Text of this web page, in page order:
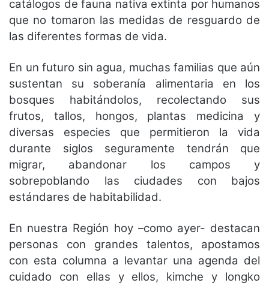
catálogos de fauna nativa extinta por humanos
que no tomaron las medidas de resguardo de
las diferentes formas de vida.
En un futuro sin agua, muchas familias que aún
sustentan su soberanía alimentaria en los
bosques habitándolos, recolectando sus
frutos, tallos, hongos, plantas medicina y
diversas especies que permitieron la vida
durante siglos seguramente tendrán que
migrar, abandonar los campos y
sobrepoblando las ciudades con bajos
estándares de habitabilidad.
En nuestra Región hoy –como ayer- destacan
personas con grandes talentos, apostamos
con esta columna a levantar una agenda del
cuidado con ellas y ellos, kimche y longko